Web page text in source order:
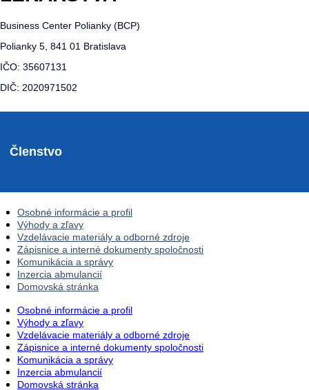
Business Center Polianky (BCP)
Polianky 5, 841 01 Bratislava
IČO: 35607131
DIČ: 2020971502
Členstvo
Osobné informácie a profil
Výhody a zľavy
Vzdelávacie materiály a odborné zdroje
Zápisnice a interné dokumenty spoločnosti
Komunikácia a správy
Inzercia abmulancií
Domovská stránka
Osobné informácie a profil
Výhody a zľavy
Vzdelávacie materiály a odborné zdroje
Zápisnice a interné dokumenty spoločnosti
Komunikácia a správy
Inzercia abmulancií
Domovská stránka